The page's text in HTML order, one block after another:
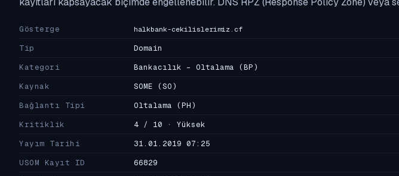
Gösterge halkbank-cekilislerimiz.cf
Tip
Domain
Kategori
Bankacılık - Oltalama (BP)
Kaynak
SOME (SO)
Bağlantı Tipi
Oltalama (PH)
Kritiklik
4 / 10 · Yüksek
Yayım Tarihi
31.01.2019 07:25
USOM Kayıt ID
66829